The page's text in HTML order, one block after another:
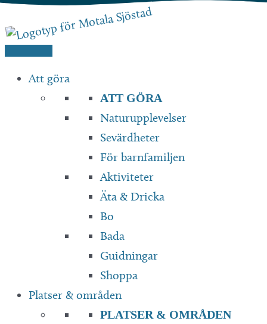
till
innehåll
Att göra
ATT GÖRA
Naturupplevelser
Sevärdheter
För barnfamiljen
Aktiviteter
Äta & Dricka
Bo
Bada
Guidningar
Shoppa
Platser & områden
PLATSER & OMRÅDEN